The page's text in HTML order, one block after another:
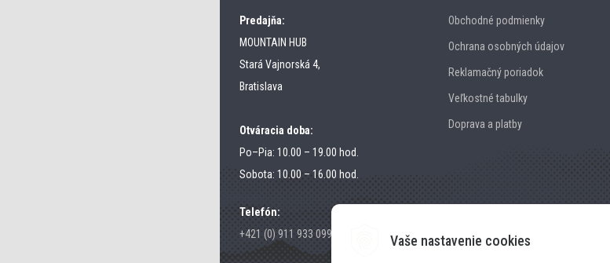
Vaše nastavenie cookies
Predajňa:
MOUNTAIN HUB
Stará Vajnorská 4,
Bratislava
Otváracia doba:
Po–Pia: 10.00 – 19.00 hod.
Sobota: 10.00 – 16.00 hod.
Telefón:
+421 (0) 911 933 099
Obchodné podmienky
Ochrana osobných údajov
Reklamačný poriadok
Veľkostné tabulky
Doprava a platby